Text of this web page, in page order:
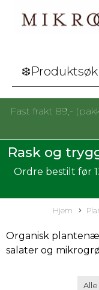
Fast frakt 89,-
Rask og
Ordre bestilt før
Hjem
Organisk
salater og